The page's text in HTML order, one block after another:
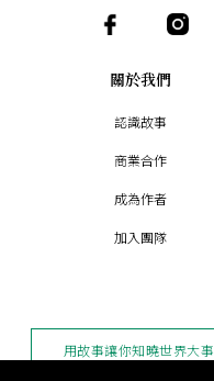
關於我們
認識故事
商業合作
成為作者
加入團隊
用故事讓你知曉世界大事